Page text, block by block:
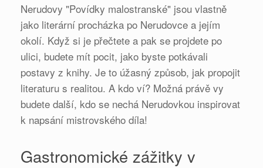
Nerudovy "Povídky malostranské" jsou vlastně
jako literární procházka po Nerudovce a jejím
okolí. Když si je přečtete a pak se projdete po
ulici, budete mít pocit, jako byste potkávali
postavy z knihy. Je to úžasný způsob, jak propojit
literaturu s realitou. A kdo ví? Možná právě vy
budete další, kdo se nechá Nerudovkou inspirovat
k napsání mistrovského díla!
Gastronomické zážitky v